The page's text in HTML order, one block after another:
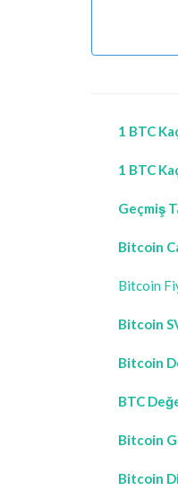
1 BTC
1 BTC
Geçmiş
Bitcoin
Bitcoin
Bitcoin
Bitcoin
BTC
Bitcoin
Bitcoin